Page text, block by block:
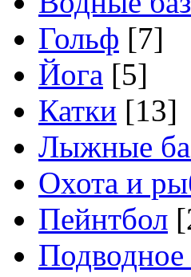
Гольф [7]
Йога [5]
Катки [13]
Лыжные
Охота и
Пейнтбол
Подводное